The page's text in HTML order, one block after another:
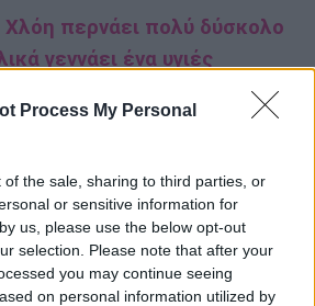
Process My Personal
of the sale, sharing to third parties, or
or sensitive information for
us, please use the below opt-out
selection. Please note that after your
you may continue seeing
on personal information utilized by
περνάει πολύ δύσκολο
γεννάει ένα υγιές
γίνεται βίαιος με
Αργύρης ζητά από τον πάτερ
με τη Χλόη, κρυφά